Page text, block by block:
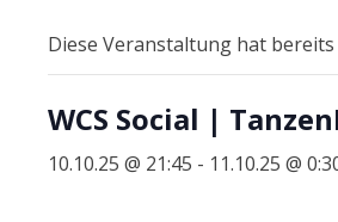
Diese Veranstaltung hat
WCS Social |
10.10.25 @ 21:45 - 11.10.25 @